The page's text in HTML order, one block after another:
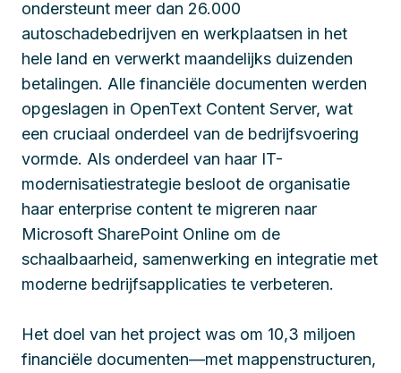
ondersteunt meer dan 26.000
autoschadebedrijven en werkplaatsen in het
hele land en verwerkt maandelijks duizenden
betalingen. Alle financiële documenten werden
opgeslagen in OpenText Content Server, wat
een cruciaal onderdeel van de bedrijfsvoering
vormde. Als onderdeel van haar IT-
modernisatiestrategie besloot de organisatie
haar enterprise content te migreren naar
Microsoft SharePoint Online om de
schaalbaarheid, samenwerking en integratie met
moderne bedrijfsapplicaties te verbeteren.
Het doel van het project was om 10,3 miljoen
financiële documenten—met mappenstructuren,